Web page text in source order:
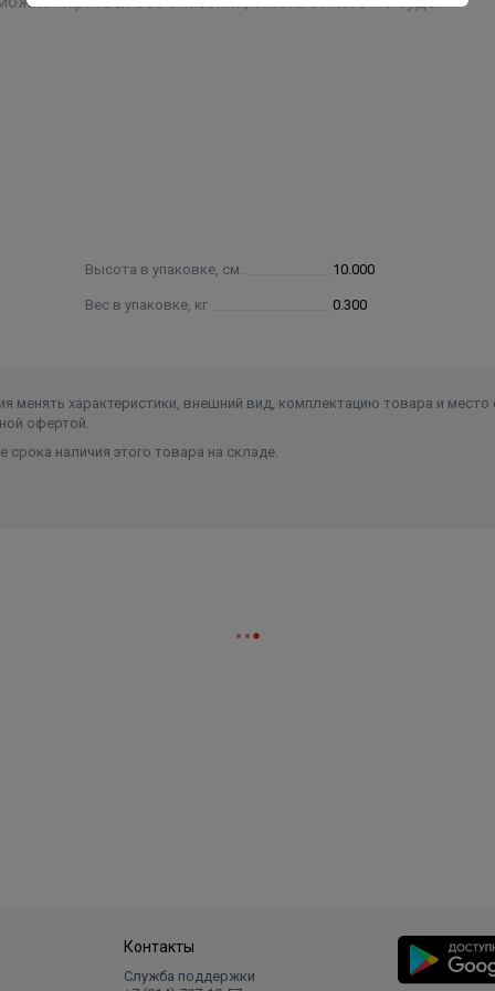
Высота в упаковке, см. 10.000
Вес в упаковке, кг 0.300
менять характеристики, внешний вид, комплектацию товара и место
офертой.
наличия этого товара на складе.
Контакты
Служба поддержки